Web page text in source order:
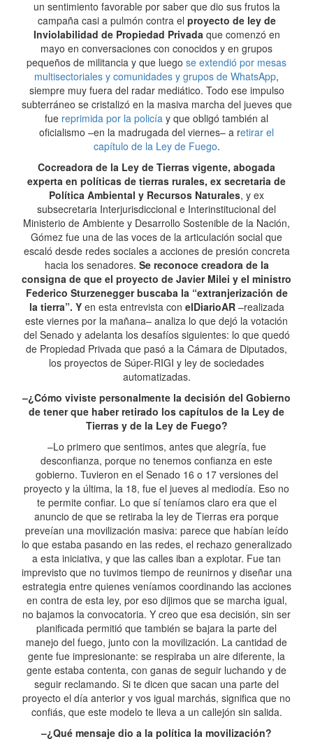
un sentimiento favorable por saber que dio sus frutos la
campaña casi a pulmón contra el proyecto de ley de
Inviolabilidad de Propiedad Privadaque comenzó en
mayo en conversaciones con conocidos y en grupos
pequeños de militancia y que luego se extendió por mesas
multisectoriales y comunidades y grupos de WhatsApp,
siempre muy fuera del radar mediático. Todo ese impulso
subterráneo se cristalizó en la masiva marcha del jueves que
fue reprimida por la policía y que obligó también al
oficialismo –en la madrugada del viernes– a retirar el
capítulo de la Ley de Fuego.
Cocreadora de la Ley de Tierras vigente, abogada
experta en políticas de tierras rurales, ex secretaria de
Política Ambiental y Recursos Naturales, y ex
subsecretaria Interjurisdiccional e Interinstitucional del
Ministerio de Ambiente y Desarrollo Sostenible de la Nación,
Gómez fue una de las voces de la articulación social que
escaló desde redes sociales a acciones de presión concreta
hacia los senadores. Se reconoce creadora de la
consigna de que el proyecto de Javier Milei y el ministro
Federico Sturzenegger buscaba la “extranjerización de
la tierra”. Y en esta entrevista con elDiarioAR–realizada
este viernes por la mañana– analiza lo que dejó la votación
del Senado y adelanta los desafíos siguientes: lo que quedó
de Propiedad Privada que pasó a la Cámara de Diputados,
los proyectos de Súper-RIGI y ley de sociedades
automatizadas.
–¿Cómo viviste personalmente la decisión del Gobierno
de tener que haber retirado los capítulos de la Ley de
Tierras y de la Ley de Fuego?
–Lo primero que sentimos, antes que alegría, fue
desconfianza, porque no tenemos confianza en este
gobierno. Tuvieron en el Senado 16 o 17 versiones del
proyecto y la última, la 18, fue el jueves al mediodía. Eso no
te permite confiar. Lo que sí teníamos claro era que el
anuncio de que se retiraba la ley de Tierras era porque
preveían una movilización masiva: parece que habían leído
lo que estaba pasando en las redes, el rechazo generalizado
a esta iniciativa, y que las calles iban a explotar. Fue tan
imprevisto que no tuvimos tiempo de reunirnos y diseñar una
estrategia entre quienes veníamos coordinando las acciones
en contra de esta ley, por eso dijimos que se marcha igual,
no bajamos la convocatoria. Y creo que esa decisión, sin ser
planificada permitió que también se bajara la parte del
manejo del fuego, junto con la movilización. La cantidad de
gente fue impresionante: se respiraba un aire diferente, la
gente estaba contenta, con ganas de seguir luchando y de
seguir reclamando. Si te dicen que sacan una parte del
proyecto el día anterior y vos igual marchás, significa que no
confiás, que este modelo te lleva a un callejón sin salida.
–¿Qué mensaje dio a la política la movilización?